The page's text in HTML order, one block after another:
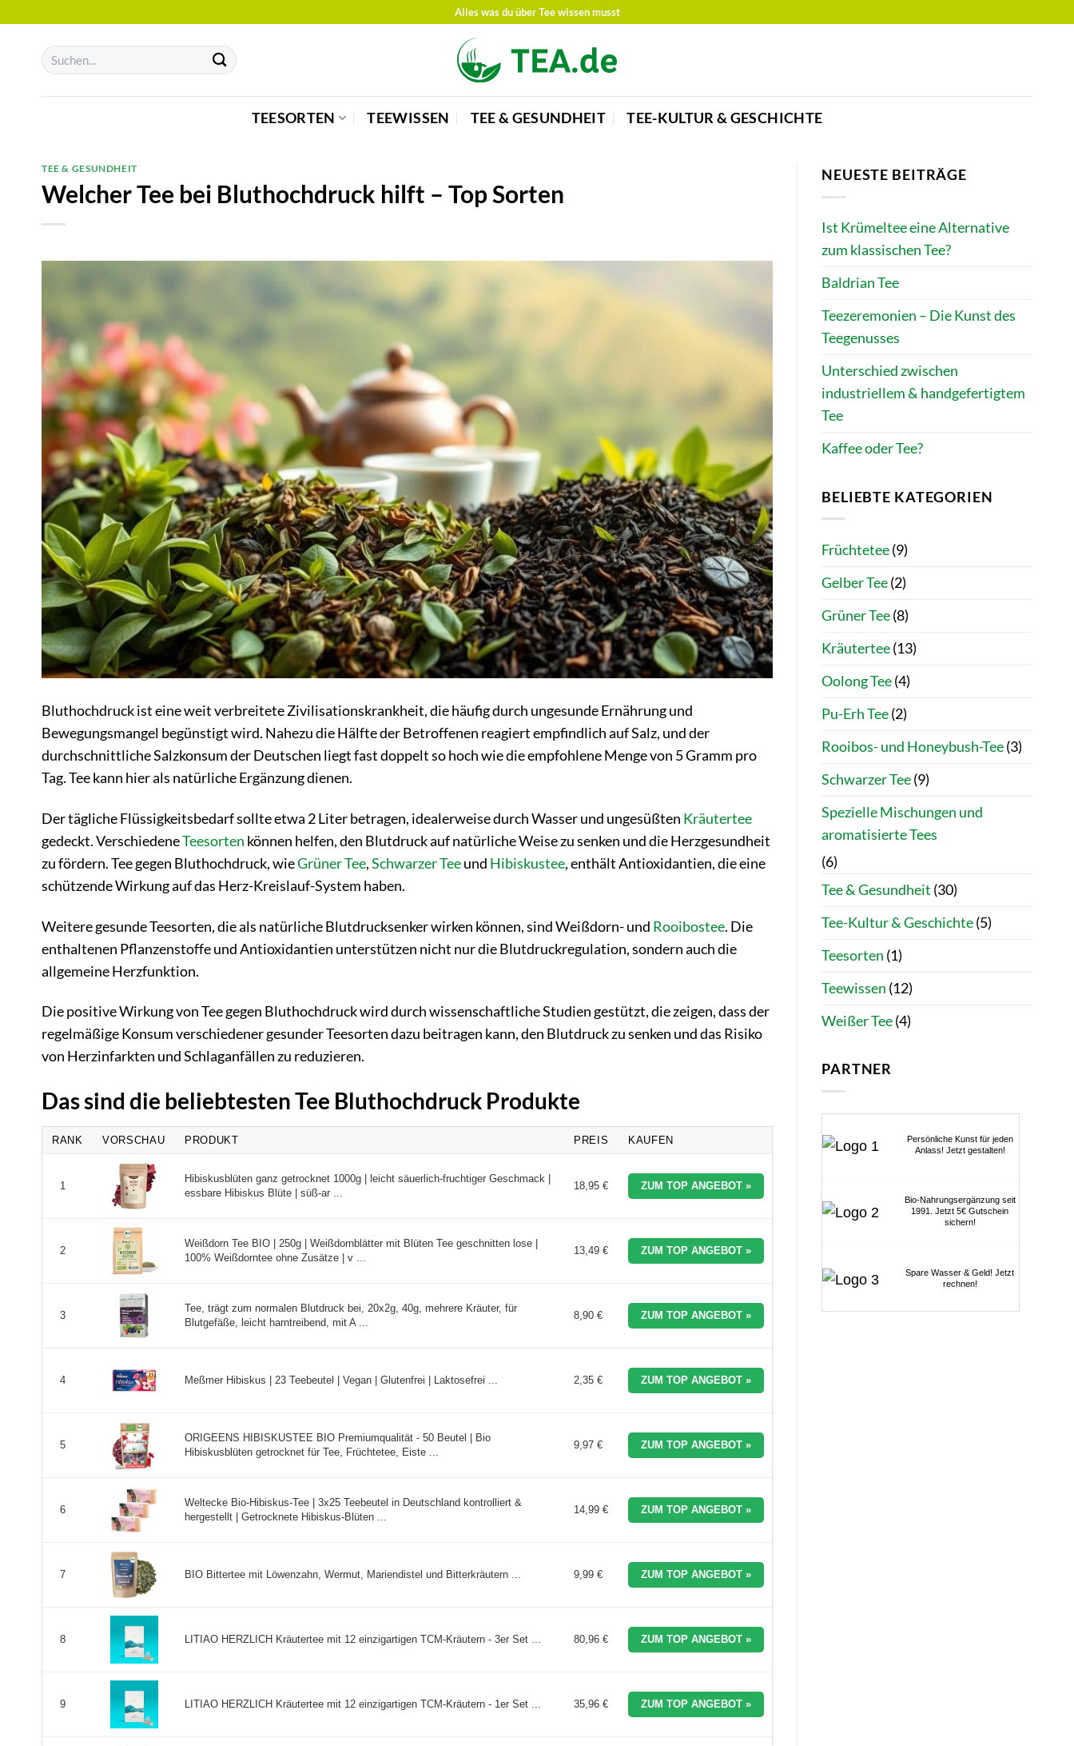
springen
Alles was du über Tee wissen musst
TEESORTEN TEEWISSEN TEE & GESUNDHEIT TEE-KULTUR & GESCHICHTE
TEE & GESUNDHEIT
Welcher Tee bei Bluthochdruck hilft – Top Sorten
Bluthochdruck ist eine weit verbreitete Zivilisationskrankheit, die häufig durch ungesunde Ernährung und
Bewegungsmangel begünstigt wird. Nahezu die Hälfte der Betroffenen reagiert empfindlich auf Salz, und der
durchschnittliche Salzkonsum der Deutschen liegt fast doppelt so hoch wie die empfohlene Menge von 5 Gramm pro
Tag. Tee kann hier als natürliche Ergänzung dienen.
Der tägliche Flüssigkeitsbedarf sollte etwa 2 Liter betragen, idealerweise durch Wasser und ungesüßten Kräutertee
gedeckt. VerschiedeneTeesorten können helfen, den Blutdruck auf natürliche Weise zu senken und die Herzgesundheit
zu fördern. Tee gegen Bluthochdruck, wieGrüner Tee,Schwarzer Teeund Hibiskustee, enthält Antioxidantien, die eine
schützende Wirkung auf das Herz-Kreislauf-System haben.
Weitere gesunde Teesorten, die als natürliche Blutdrucksenker wirken können, sind Weißdorn- und Rooibostee. Die
enthaltenen Pflanzenstoffe und Antioxidantien unterstützen nicht nur die Blutdruckregulation, sondern auch die
allgemeine Herzfunktion.
Die positive Wirkung von Tee gegen Bluthochdruck wird durch wissenschaftliche Studien gestützt, die zeigen, dass der
regelmäßige Konsum verschiedener gesunder Teesorten dazu beitragen kann, den Blutdruck zu senken und das Risiko
von Herzinfarkten und Schlaganfällen zu reduzieren.
Das sind die beliebtesten Tee Bluthochdruck Produkte
RANK VORSCHAU PRODUKT PREIS KAUFEN
1
Hibiskusblüten ganz getrocknet 1000g | leicht säuerlich-fruchtiger Geschmack |
essbare Hibiskus Blüte | süß-ar ...
18,95 € ZUM TOP ANGEBOT »
2
Weißdorn Tee BIO | 250g | Weißdornblätter mit Blüten Tee geschnitten lose |
100% Weißdorntee ohne Zusätze | v ...
13,49 € ZUM TOP ANGEBOT »
3
Tee, trägt zum normalen Blutdruck bei, 20x2g, 40g, mehrere Kräuter, für
Blutgefäße, leicht harntreibend, mit A ...
8,90 € ZUM TOP ANGEBOT »
4 Meßmer Hibiskus | 23 Teebeutel | Vegan | Glutenfrei | Laktosefrei ... 2,35 € ZUM TOP ANGEBOT »
5
ORIGEENS HIBISKUSTEE BIO Premiumqualität - 50 Beutel | Bio
Hibiskusblüten getrocknet für Tee, Früchtetee, Eiste ...
9,97 € ZUM TOP ANGEBOT »
6
Weltecke Bio-Hibiskus-Tee | 3x25 Teebeutel in Deutschland kontrolliert &
hergestellt | Getrocknete Hibiskus-Blüten ...
14,99 € ZUM TOP ANGEBOT »
7 BIO Bittertee mit Löwenzahn, Wermut, Mariendistel und Bitterkräutern ... 9,99 € ZUM TOP ANGEBOT »
8 LITIAO HERZLICH Kräutertee mit 12 einzigartigen TCM-Kräutern - 3er Set ... 80,96 € ZUM TOP ANGEBOT »
9 LITIAO HERZLICH Kräutertee mit 12 einzigartigen TCM-Kräutern - 1er Set ... 35,96 € ZUM TOP ANGEBOT »
NEUESTE BEITRÄGE
Ist Krümeltee eine Alternative
zum klassischen Tee?
Baldrian Tee
Teezeremonien – Die Kunst des
Teegenusses
Unterschied zwischen
industriellem & handgefertigtem
Tee
Kaffee oder Tee?
BELIEBTE KATEGORIEN
Früchtetee(9)
Gelber Tee(2)
Grüner Tee(8)
Kräutertee(13)
Oolong Tee(4)
Pu-Erh Tee(2)
Rooibos- und Honeybush-Tee(3)
Schwarzer Tee(9)
Spezielle Mischungen und
aromatisierte Tees
(6)
Tee & Gesundheit (30)
Tee-Kultur & Geschichte(5)
Teesorten (1)
Teewissen (12)
Weißer Tee(4)
PARTNER
Persönliche Kunst für jeden
Anlass! Jetzt gestalten!
Bio-Nahrungsergänzung seit
1991. Jetzt 5€ Gutschein
sichern!
Spare Wasser & Geld! Jetzt
rechnen!